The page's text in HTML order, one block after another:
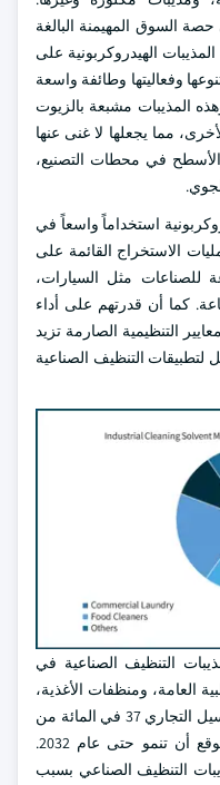
السوق المهيمنة البالغة
في عام 2023. وتهيمن المذيبات الهيدروكربونية على
وفعاليتها وطائفة واسعة
المذيبات مشبعة بالزيوت
مما يجعلها لا غنى عنها
في محطات التصنيع،
استخداماً واسعاً في
الاستخراج القائمة على
للصناعات مثل السيارات،
كما أن قدرتهم على أداء
التنظيمية الصارمة تزيد
التنظيف الصناعية
التنظيف الصناعية في
العامة، ومنظفات الأغذية،
ومنظفات المعادن وغيرها. وشكلت الغسيل التجاري 37 في المائة من
حصة السوق في عام 2023 ومن المتوقع أن تنمو حتى عام 2032.
التنظيف الصناعي بسبب